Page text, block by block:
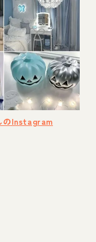
Instagram